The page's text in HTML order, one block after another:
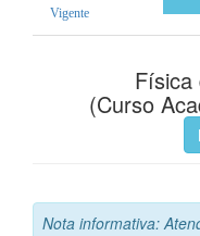
Vigente
Física
(Curso
Nota informativa: